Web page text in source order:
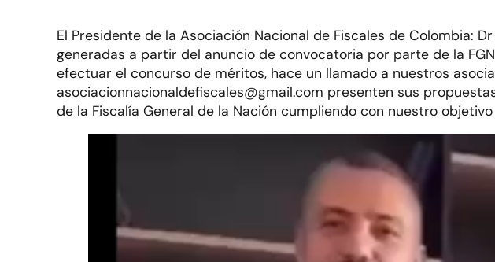
El Presidente de la Asociación Nacional de Fiscales de Colombia:
generadas a partir del anuncio de convocatoria por parte de la
efectuar el concurso de méritos, hace un llamado a nuestros
asociacionnacionaldefiscales@gmail.com presenten sus
de la Fiscalía General de la Nación cumpliendo con nuestro